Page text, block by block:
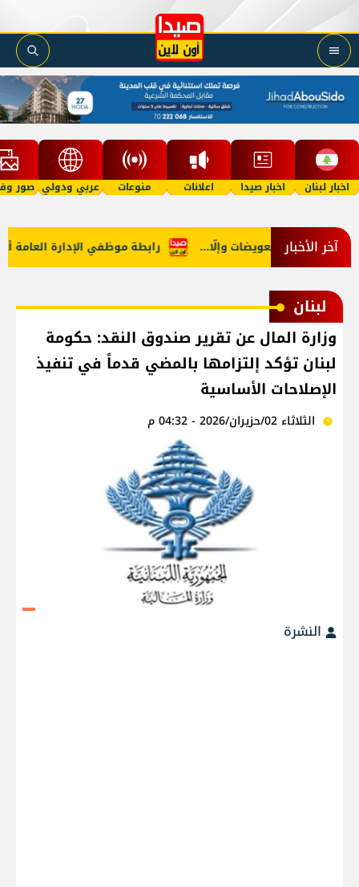
اخبار لبنان اخبار صيدا اعلانات منوعات عربي ودولي صور
آخر الأخبار رابطة موظفي الإدارة العامة في هرمز: تعويضات وإلّا...
لبنان
وزارة المال عن تقرير صندوق النقد: حكومة
لبنان تؤكد إلتزامها بالمضي قدماً في تنفيذ
الإصلاحات الأساسية
الثلاثاء 02/حزيران/2026 - 04:32 م
النشرة